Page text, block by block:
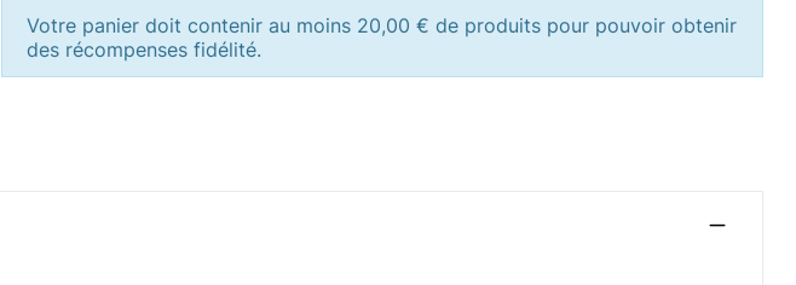
Votre panier doit contenir au moins 20,00 € de produits pour pouvoir obtenir
des récompenses fidélité.